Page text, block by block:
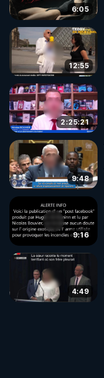
6:05
12:55
2:25:21
9:48
9:16
4:49